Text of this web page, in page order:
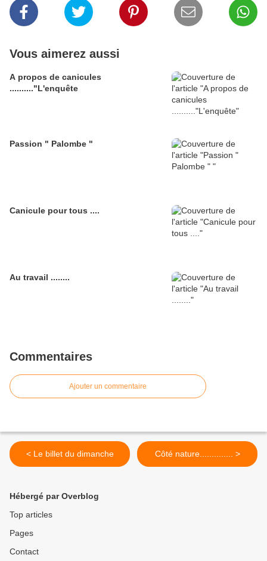
Vous aimerez aussi
A propos de canicules
.........."L'enquête
Passion " Palombe "
Canicule pour tous ....
Au travail ........
Commentaires
Ajouter un commentaire
< Le billet du dimanche Côté nature.............. >
Hébergé par Overblog
Top articles
Pages
Contact